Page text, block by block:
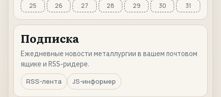
25
26 27 28 29 30 31
Подписка
Ежедневные новости металлургии в вашем почтовом
ящике и RSS-ридере.
RSS-лента
JS-информер